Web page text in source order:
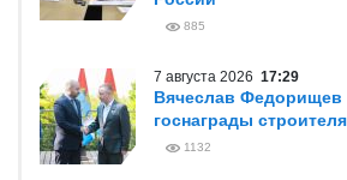
885
7 августа 2026 17:29
Вячеслав Федорищев
госнаграды
1132